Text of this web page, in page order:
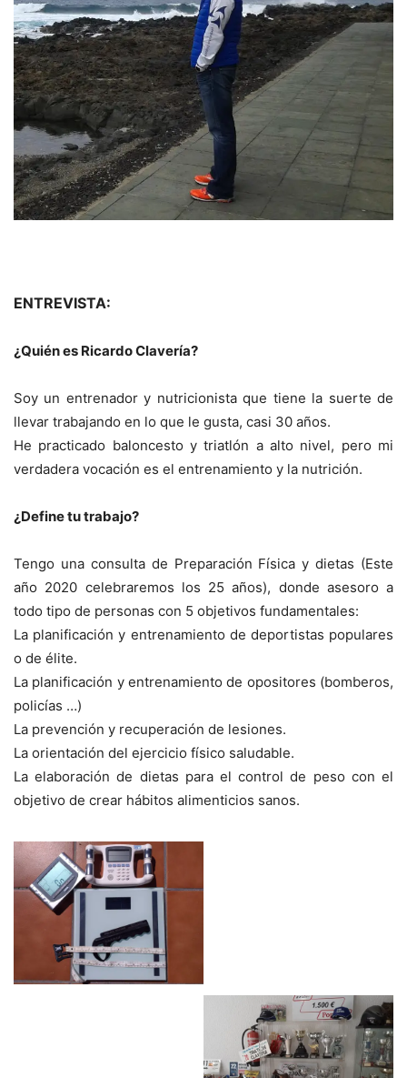
ENTREVISTA:
¿Quién es Ricardo Clavería?
Soy un entrenador y nutricionista que tiene la suerte de
llevar trabajando en lo que le gusta, casi 30 años.
He practicado baloncesto y triatlón a alto nivel, pero mi
verdadera vocación es el entrenamiento y la nutrición.
¿Define tu trabajo?
Tengo una consulta de Preparación Física y dietas (Este
año 2020 celebraremos los 25 años), donde asesoro a
todo tipo de personas con 5 objetivos fundamentales:
La planificación y entrenamiento de deportistas populares
o de élite.
La planificación y entrenamiento de opositores (bomberos,
policías …)
La prevención y recuperación de lesiones.
La orientación del ejercicio físico saludable.
La elaboración de dietas para el control de peso con el
objetivo de crear hábitos alimenticios sanos.